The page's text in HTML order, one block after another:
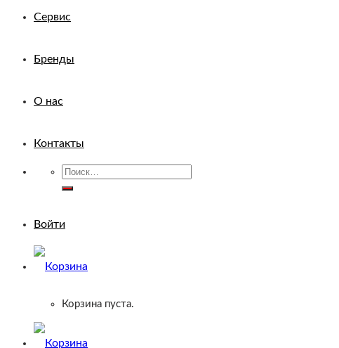
Сервис
Бренды
О нас
Контакты
Искать:
Войти
Корзина пуста.